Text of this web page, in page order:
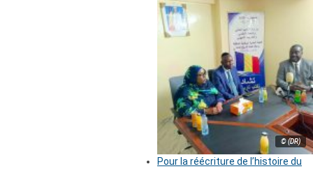
© (DR)
Pour la réécriture de l’histoire du